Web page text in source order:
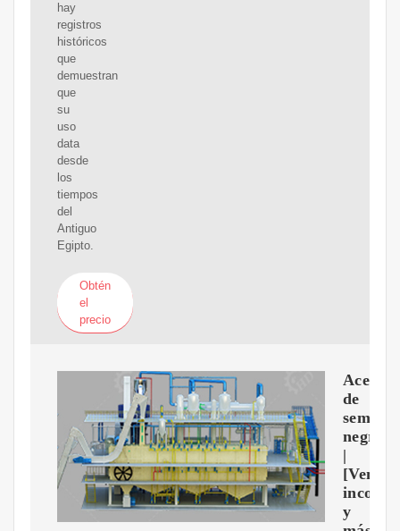
hay
registros
históricos
que
demuestran
que
su
uso
data
desde
los
tiempos
del
Antiguo
Egipto.
Obtén
el
precio
Aceite
de
semilla
negra
|
y